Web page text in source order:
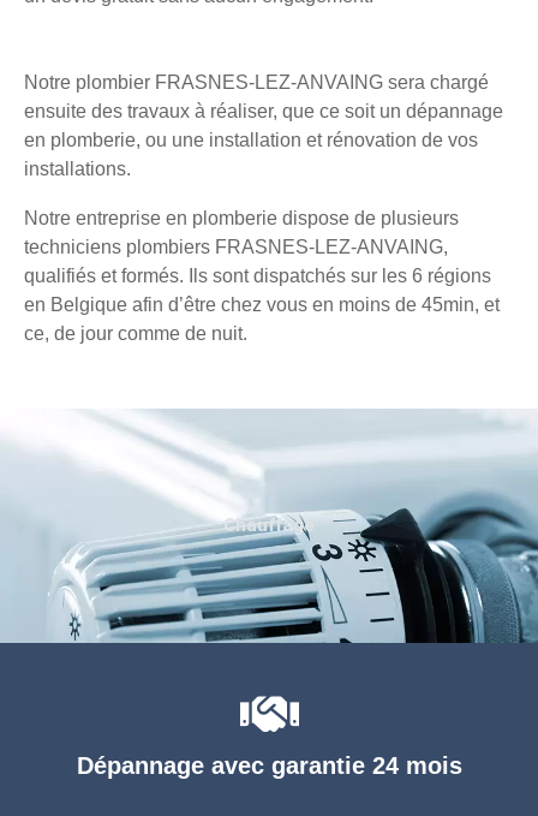
Notre plombier FRASNES-LEZ-ANVAING sera chargé
ensuite des travaux à réaliser, que ce soit un dépannage
en plomberie, ou une installation et rénovation de vos
installations.
Notre entreprise en plomberie dispose de plusieurs
techniciens plombiers FRASNES-LEZ-ANVAING,
qualifiés et formés. Ils sont dispatchés sur les 6 régions
en Belgique afin d’être chez vous en moins de 45min, et
ce, de jour comme de nuit.
Dépannage avec garantie 24 mois
Chauffage